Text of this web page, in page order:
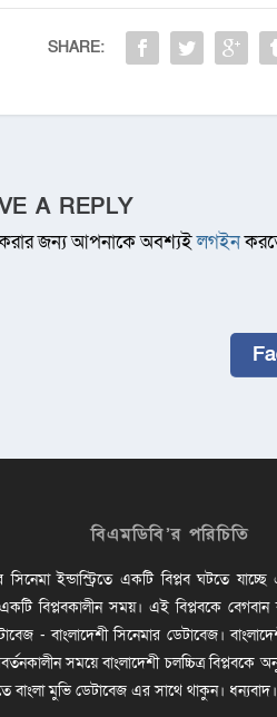
SHARE:
A REPLY
করার জন্য আপনাকে অবশ্যইলগইন
বিএমডিবি’র পরিচিতি
ইন্ডাস্ট্রিতে একটি বিপ্লব ঘটতে
বিপ্লবকালীন সময়। এই বিপ্লবকে
- বাংলাদেশী সিনেমার ডেটাবেজ।
সময়ে বাংলাদেশী চলচ্চিত্র বিপ্লবকে
বাংলা মুভি ডেটাবেজ এর সাথে থাকুন। ধন্যবাদ।